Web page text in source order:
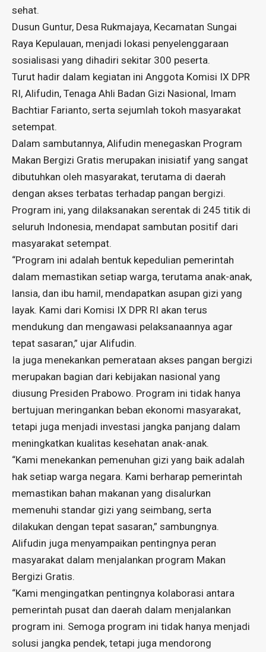
sehat.
Dusun Guntur, Desa Rukmajaya, Kecamatan Sungai
Raya Kepulauan, menjadi lokasi penyelenggaraan
sosialisasi yang dihadiri sekitar 300 peserta.
Turut hadir dalam kegiatan ini Anggota Komisi IX DPR
RI, Alifudin, Tenaga Ahli Badan Gizi Nasional, Imam
Bachtiar Farianto, serta sejumlah tokoh masyarakat
setempat.
Dalam sambutannya, Alifudin menegaskan Program
Makan Bergizi Gratis merupakan inisiatif yang sangat
dibutuhkan oleh masyarakat, terutama di daerah
dengan akses terbatas terhadap pangan bergizi.
Program ini, yang dilaksanakan serentak di 245 titik di
seluruh Indonesia, mendapat sambutan positif dari
masyarakat setempat.
“Program ini adalah bentuk kepedulian pemerintah
dalam memastikan setiap warga, terutama anak-anak,
lansia, dan ibu hamil, mendapatkan asupan gizi yang
layak. Kami dari Komisi IX DPR RI akan terus
mendukung dan mengawasi pelaksanaannya agar
tepat sasaran,” ujar Alifudin.
Ia juga menekankan pemerataan akses pangan bergizi
merupakan bagian dari kebijakan nasional yang
diusung Presiden Prabowo. Program ini tidak hanya
bertujuan meringankan beban ekonomi masyarakat,
tetapi juga menjadi investasi jangka panjang dalam
meningkatkan kualitas kesehatan anak-anak.
“Kami menekankan pemenuhan gizi yang baik adalah
hak setiap warga negara. Kami berharap pemerintah
memastikan bahan makanan yang disalurkan
memenuhi standar gizi yang seimbang, serta
dilakukan dengan tepat sasaran,” sambungnya.
Alifudin juga menyampaikan pentingnya peran
masyarakat dalam menjalankan program Makan
Bergizi Gratis.
“Kami mengingatkan pentingnya kolaborasi antara
pemerintah pusat dan daerah dalam menjalankan
program ini. Semoga program ini tidak hanya menjadi
solusi jangka pendek, tetapi juga mendorong